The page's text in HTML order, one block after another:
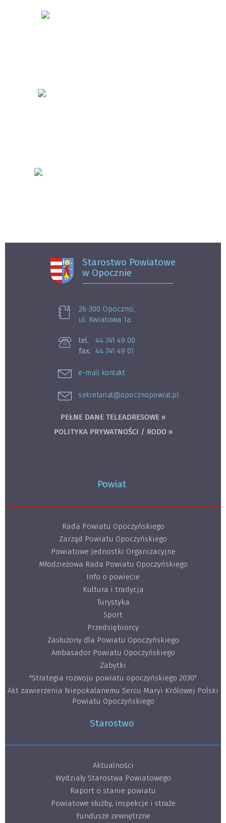
Starostwo Powiatowe
w Opocznie
26-300 Opoczno,
ul. Kwiatowa 1a
tel.
44 741 49 00
fax. 44 741 49 01
e-mail kontakt
sekretariat@opocznopowiat.pl
PEŁNE DANE TELEADRESOWE »
POLITYKA PRYWATNOŚCI / RODO »
Powiat
Rada Powiatu Opoczyńskiego
Zarząd Powiatu Opoczyńskiego
Powiatowe Jednostki Organizacyjne
Młodzieżowa Rada Powiatu Opoczyńskiego
Info o powiecie
Kultura i tradycja
Turystyka
Sport
Przedsiębiorcy
Zasłużony dla Powiatu Opoczyńskiego
Ambasador Powiatu Opoczyńskiego
Zabytki
"Strategia rozwoju powiatu opoczyńskiego 2030"
Akt zawierzenia Niepokalanemu Sercu Maryi Królowej Polski
Powiatu Opoczyńskiego
Starostwo
Aktualności
Wydziały Starostwa Powiatowego
Raport o stanie powiatu
Powiatowe służby, inspekcje i straże
Fundusze zewnętrzne